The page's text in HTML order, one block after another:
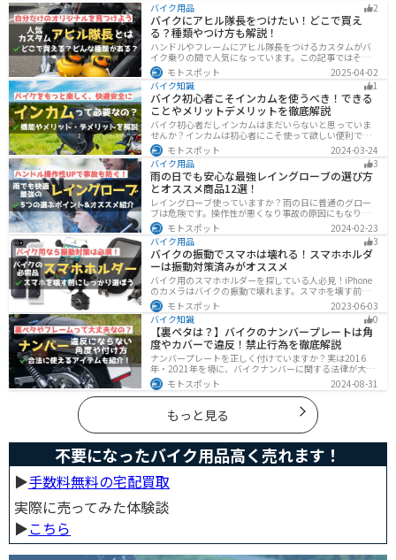
バイク用品 2
バイクにアヒル隊長をつけたい！どこで買え
る？種類やつけ方も解説！
ハンドルやフレームにアヒル隊長をつけるカスタムがバ
イク乗りの間で人気になっています。この記事ではそん
なアヒル隊長について、どこで買えるのかどんな種類が
あるのか、バイクに付ける際の注意点などまとめまし
た。アヒル隊長でオリジナルカスタムをしたい人は参考
にしてください。
モトスポット
2025-04-02
バイク知識
1
バイク初心者こそインカムを使うべき！できる
ことやメリットデメリットを徹底解説
バイク初心者だしインカムはまだいらないと思っていま
せんか？インカムは初心者にこそ使って欲しい便利で安
全に運転するための機器です。インカムでできることや
メリットデメリットなどまとめましたので、気になって
いる人はぜひ参考にしてください。
モトスポット
2024-03-24
バイク用品
3
雨の日でも安心な最強レイングローブの選び方
とオススメ商品12選！
レイングローブ使っていますか？雨の日に普通のグロー
ブは危険です。操作性が悪くなり事故の原因にもなりま
す。安全と快適に運転するためにもしっかりとしたレイ
ングローブを準備しておきましょう。この記事ではレイ
ングローブの選び方とオススメを紹介します。
モトスポット
2024-02-23
バイク用品
3
バイクの振動でスマホは壊れる！スマホホルダ
ーは振動対策済みがオススメ
バイク用のスマホホルダーを探している人必見！iPhone
のカメラはバイクの振動で壊れます。スマホを壊す前
に、振動対策がされたスマホホルダーを使うようにしま
しょう。カメラを壊さないための4つの方法とオススメの
スマホホルダーを紹介します。
モトスポット
2023-06-03
バイク知識
0
【裏ペタは？】バイクのナンバープレートは角
度やカバーで違反！禁止行為を徹底解説
ナンバープレートを正しく付けていますか？実は2016
年・2021年を境に、バイクナンバーに関する法律が大き
く変わっています！角度やカバー、ステーなど昔は大丈
夫でも今は違法になるケースが発生します。正しく理解
して、今一度見直してみましょう。合法で使えるアイテ
ムも紹介します。
モトスポット 2024-08-31
もっと見る
不要になったバイク用品高く売れます！
▶︎手数料無料の宅配買取
実際に売ってみた体験談
▶︎こちら